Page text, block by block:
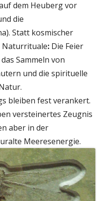
dem Heuberg vor
die
Statt kosmischer
Naturrituale: Die Feier
Sammeln von
und die spirituelle
bleiben fest verankert.
versteinertes Zeugnis
aber in der
Meeresenergie.